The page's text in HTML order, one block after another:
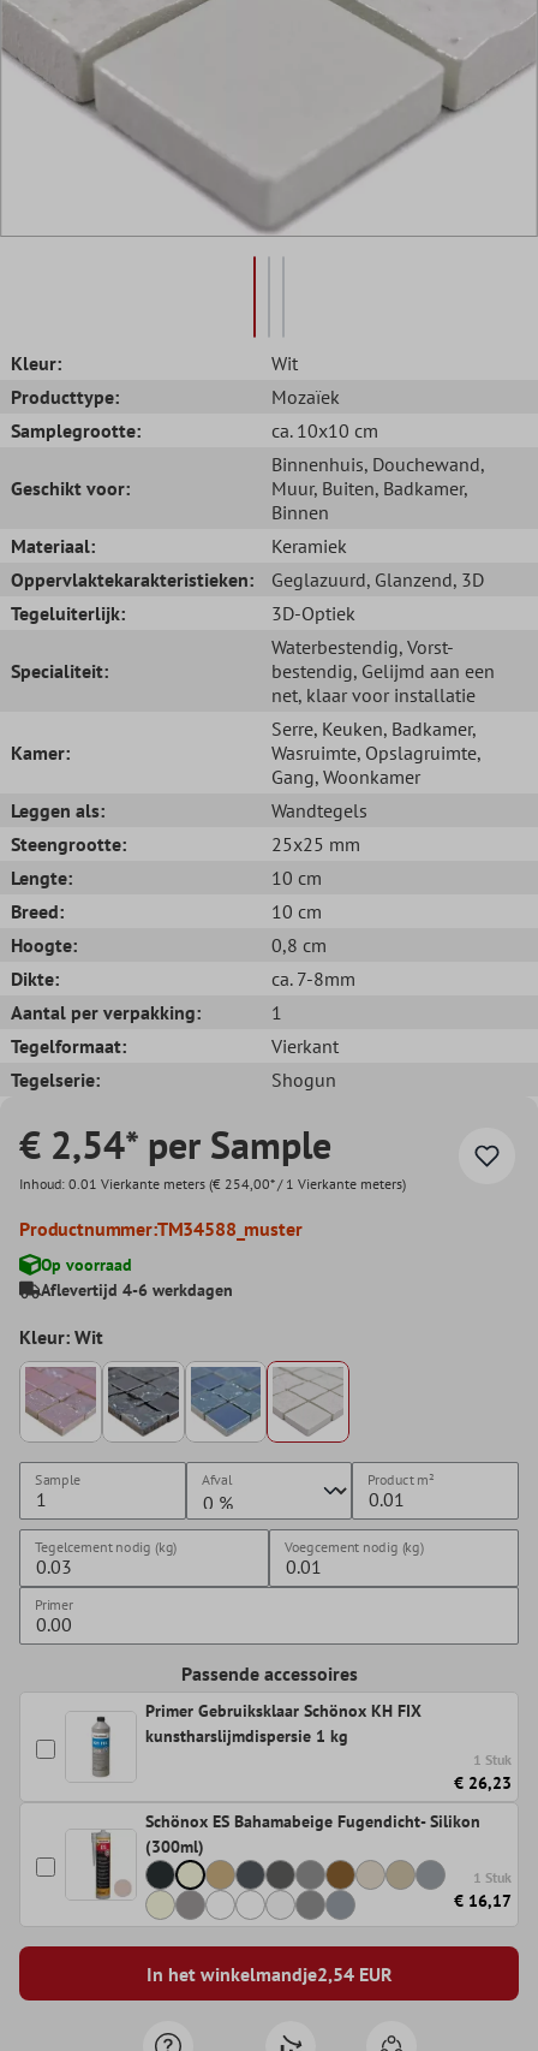
Kleur:
Wit
Producttype:
Mozaïek
Samplegrootte:
ca. 10x10 cm
Geschikt voor:
Binnenhuis, Douchewand,
Muur, Buiten, Badkamer,
Binnen
Materiaal:
Keramiek
Oppervlaktekarakteristieken:
Geglazuurd, Glanzend, 3D
Tegeluiterlijk:
3D-Optiek
Specialiteit:
Waterbestendig, Vorst-
bestendig, Gelijmd aan een
net, klaar voor installatie
Kamer:
Serre, Keuken, Badkamer,
Wasruimte, Opslagruimte,
Gang, Woonkamer
Leggen als:
Wandtegels
Steengrootte:
25x25 mm
Lengte:
10 cm
Breed:
10 cm
Hoogte:
0,8 cm
Dikte:
ca. 7-8mm
Aantal per verpakking:
1
Tegelformaat:
Vierkant
Tegelserie:
Shogun
€ 2,54* per Sample
Inhoud: 0.01 Vierkante meters (€ 254,00* / 1 Vierkante meters)
Productnummer:TM34588_muster
Op voorraad
Aflevertijd 4-6 werkdagen
Kleur: Wit
Sample Afval Productm²
Tegelcement nodig (kg) Voegcement nodig (kg)
Primer
Passende accessoires
Primer Gebruiksklaar Schönox KH FIX
kunstharslijmdispersie 1 kg
1 Stuk
€ 26,23
Schönox ES Bahamabeige Fugendicht- Silikon
(300ml)
1 Stuk
€ 16,17
In het winkelmandje2,54EUR